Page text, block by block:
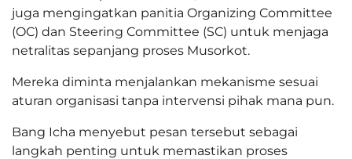
juga mengingatkan panitia Organizing Committee
(OC) dan Steering Committee (SC) untuk menjaga
netralitas sepanjang proses Musorkot.
Mereka diminta menjalankan mekanisme sesuai
aturan organisasi tanpa intervensi pihak mana pun.
Bang Icha menyebut pesan tersebut sebagai
langkah penting untuk memastikan proses